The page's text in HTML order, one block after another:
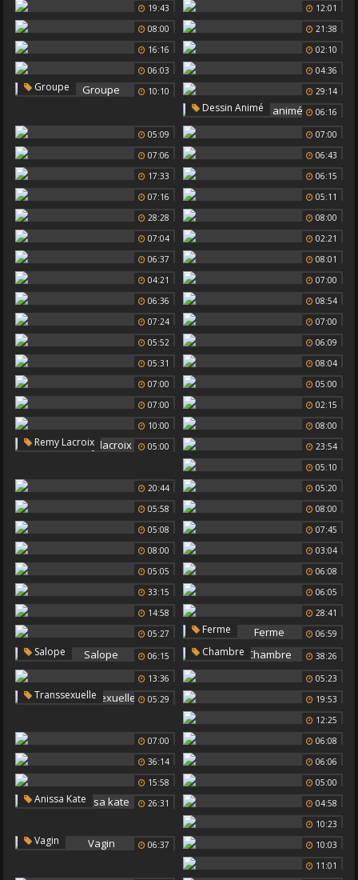
19:43
12:01
08:00
21:38
16:16
02:10
06:03
04:36
10:10
Groupe
29:14
06:16
Dessin Animé
05:09
07:00
07:06
06:43
17:33
06:15
07:16
05:11
28:28
08:00
07:04
02:21
06:37
08:01
04:21
07:00
06:36
08:54
07:24
07:00
05:52
06:09
05:31
08:04
07:00
05:00
07:00
02:15
10:00
08:00
05:00
Remy Lacroix
23:54
05:10
20:44
05:20
05:58
08:00
05:08
07:45
08:00
03:04
05:05
06:08
33:15
06:05
14:58
28:41
05:27
06:59
Ferme
06:15
Salope 38:26
Chambre
13:36
05:23
05:29
Transsexuelle
19:53
12:25
07:00
06:08
36:14
06:06
15:58
05:00
26:31
Anissa Kate
04:58
10:23
06:37
Vagin
10:03
11:01